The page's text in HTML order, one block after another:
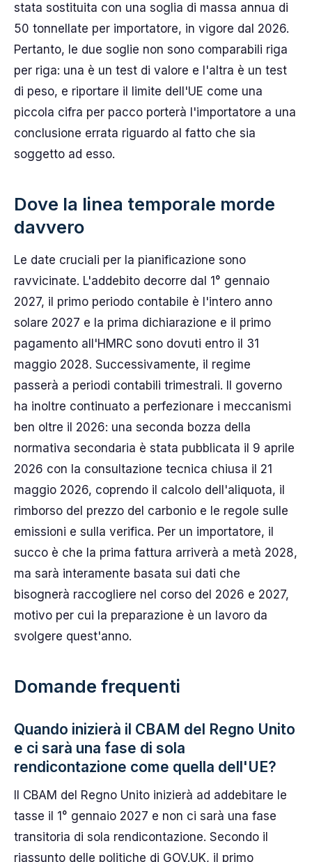
stata sostituita con una soglia di massa annua di
50 tonnellate per importatore, in vigore dal 2026.
Pertanto, le due soglie non sono comparabili riga
per riga: una è un test di valore e l'altra è un test
di peso, e riportare il limite dell'UE come una
piccola cifra per pacco porterà l'importatore a una
conclusione errata riguardo al fatto che sia
soggetto ad esso.
Dove la linea temporale morde
davvero
Le date cruciali per la pianificazione sono
ravvicinate. L'addebito decorre dal 1° gennaio
2027, il primo periodo contabile è l'intero anno
solare 2027 e la prima dichiarazione e il primo
pagamento all'HMRC sono dovuti entro il 31
maggio 2028. Successivamente, il regime
passerà a periodi contabili trimestrali. Il governo
ha inoltre continuato a perfezionare i meccanismi
ben oltre il 2026: una seconda bozza della
normativa secondaria è stata pubblicata il 9 aprile
2026 con la consultazione tecnica chiusa il 21
maggio 2026, coprendo il calcolo dell'aliquota, il
rimborso del prezzo del carbonio e le regole sulle
emissioni e sulla verifica. Per un importatore, il
succo è che la prima fattura arriverà a metà 2028,
ma sarà interamente basata sui dati che
bisognerà raccogliere nel corso del 2026 e 2027,
motivo per cui la preparazione è un lavoro da
svolgere quest'anno.
Domande frequenti
Quando inizierà il CBAM del Regno Unito
e ci sarà una fase di sola
rendicontazione come quella dell'UE?
Il CBAM del Regno Unito inizierà ad addebitare le
tasse il 1° gennaio 2027 e non ci sarà una fase
transitoria di sola rendicontazione. Secondo il
riassunto delle politiche di GOV.UK, il primo